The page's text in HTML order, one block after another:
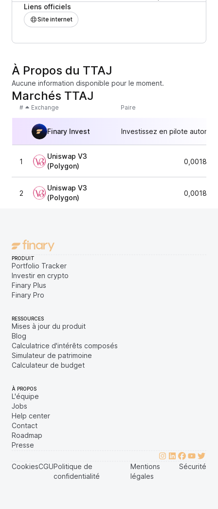
Liens officiels
Site internet
À Propos du TTAJ
Aucune information disponible pour le moment.
Marchés TTAJ
# Exchange Paire
Finary Invest Investissez en pilote
1
Uniswap V3
(Polygon)
2
Uniswap V3
(Polygon)
PRODUIT
Portfolio Tracker
Investir en crypto
Finary Plus
Finary Pro
RESSOURCES
Mises à jour du produit
Blog
Calculatrice d'intérêts composés
Simulateur de patrimoine
Calculateur de budget
À PROPOS
L'équipe
Jobs
Help center
Contact
Roadmap
Presse
CookiesCGUPolitique de
confidentialité
Mentions
légales
Sécurité